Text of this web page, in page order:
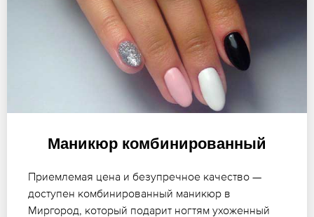
Маникюр комбинированный
Приемлемая цена и безупречное качество —
доступен комбинированный маникюр в
Миргород, который подарит ногтям ухоженный